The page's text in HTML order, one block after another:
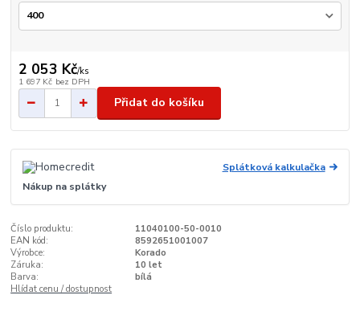
2 053 Kč/ks
1 697 Kč bez DPH
Přidat do košíku
Splátková kalkulačka
Nákup na splátky
Číslo produktu:
11040100-50-0010
EAN kód:
8592651001007
Výrobce:
Korado
Záruka:
10 let
Barva:
bílá
Hlídat cenu / dostupnost